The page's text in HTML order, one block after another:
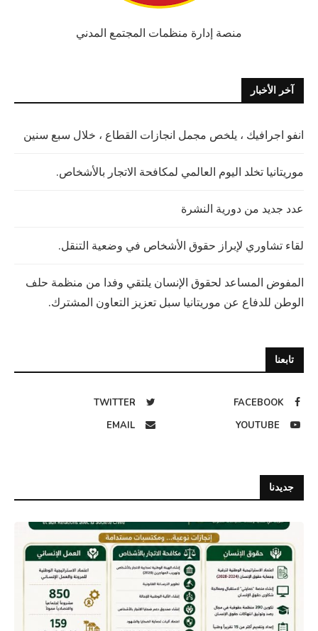
منصة إدارة منظمات المجتمع المدني
آخر الأخبار
انفو اجرافيك ، يلخص مجمل انجازات القطاع ، خلال سبع سنين
موريتانيا تخلد اليوم العالمي لمكافحة الاتجار بالأشخاص.
عدد جديد من دورية النشرة
لقاء تشاوري لإبراز حقوق الأشخاص في وضعية التنقل.
المفوض المساعد لحقوق الإنسان يلتقي وفدا من منظمة حلف
الوطن للدفاع عن موريتانيا سبل تعزيز التعاون المشترك.
تابعنا
FACEBOOK
TWITTER
YOUTUBE
EMAIL
جديدنا